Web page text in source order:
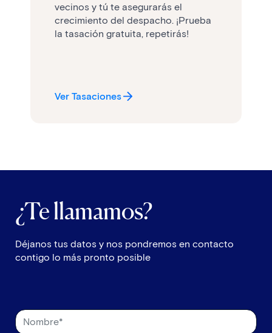
vecinos y tú te asegurarás el
crecimiento del despacho. ¡Prueba
la tasación gratuita, repetirás!
Ver Tasaciones
¿Te llamamos?
Déjanos tus datos y nos pondremos en contacto
contigo lo más pronto posible